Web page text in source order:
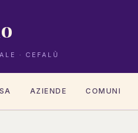
· CEFALÙ
AZIENDE COMUNI